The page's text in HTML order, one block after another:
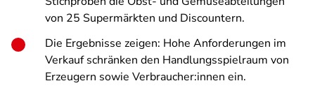
von 25 Supermärkten und Discountern.
Die Ergebnisse zeigen: Hohe Anforderungen im
Verkauf schränken den Handlungsspielraum von
Erzeugern sowie Verbraucher:innen ein.